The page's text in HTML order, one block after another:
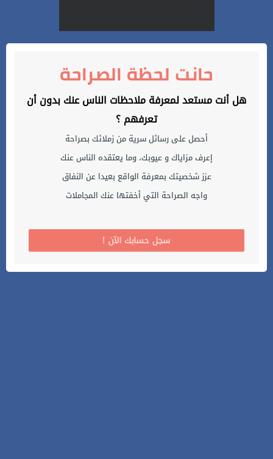
حانت لحظة الصراحة
هل أنت مستعد لمعرفة ملاحظات الناس عنك بدون أن
تعرفهم ؟
أحصل على رسائل سرية من زملائك بصراحة
إعرف مزاياك و عيوبك، وما يعتقده الناس عنك
عزز شخصيتك بمعرفة الواقع بعيدا عن النفاق
واجه الصراحة التي أخفتها عنك المجاملات
! سجل حسابك الآن